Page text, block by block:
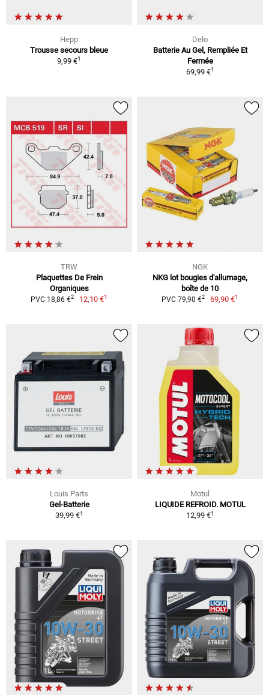
Hepp
Trousse secours bleue
9,99 €1
Delo
Batterie Au Gel, Rempliée Et
Fermée
69,99 €1
TRW
Plaquettes De Frein
Organiques
PVC 18,86 €2 12,10 €1
NGK
NKG lot bougies d'allumage,
boîte de 10
PVC 79,90 €2 69,90 €1
Louis Parts
Gel-Batterie
39,99 €1
Motul
LIQUIDE REFROID. MOTUL
12,99 €1